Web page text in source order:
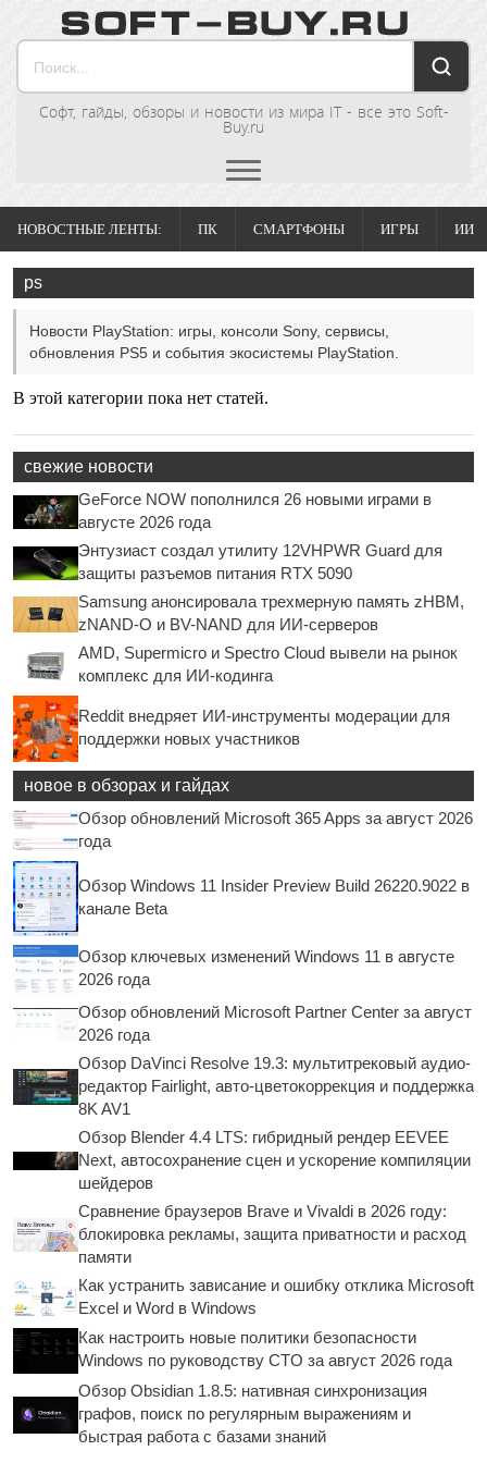
Софт, гайды, обзоры и новости из мира IT - все это Soft-
Buy.ru
НОВОСТНЫЕ ЛЕНТЫ: ПК СМАРТФОНЫ ИГРЫ ИИ
ps
Новости PlayStation: игры, консоли Sony, сервисы,
обновления PS5 и события экосистемы PlayStation.
В этой категории пока нет статей.
свежие новости
GeForce NOW пополнился 26 новыми играми в
августе 2026 года
Энтузиаст создал утилиту 12VHPWR Guard для
защиты разъемов питания RTX 5090
Samsung анонсировала трехмерную память zHBM,
zNAND-O и BV-NAND для ИИ-серверов
AMD, Supermicro и Spectro Cloud вывели на рынок
комплекс для ИИ-кодинга
Reddit внедряет ИИ-инструменты модерации для
поддержки новых участников
новое в обзорах и гайдах
Обзор обновлений Microsoft 365 Apps за август 2026
года
Обзор Windows 11 Insider Preview Build 26220.9022 в
канале Beta
Обзор ключевых изменений Windows 11 в августе
2026 года
Обзор обновлений Microsoft Partner Center за август
2026 года
Обзор DaVinci Resolve 19.3: мультитрековый аудио-
редактор Fairlight, авто-цветокоррекция и поддержка
8K AV1
Обзор Blender 4.4 LTS: гибридный рендер EEVEE
Next, автосохранение сцен и ускорение компиляции
шейдеров
Сравнение браузеров Brave и Vivaldi в 2026 году:
блокировка рекламы, защита приватности и расход
памяти
Как устранить зависание и ошибку отклика Microsoft
Excel и Word в Windows
Как настроить новые политики безопасности
Windows по руководству CTO за август 2026 года
Обзор Obsidian 1.8.5: нативная синхронизация
графов, поиск по регулярным выражениям и
быстрая работа с базами знаний